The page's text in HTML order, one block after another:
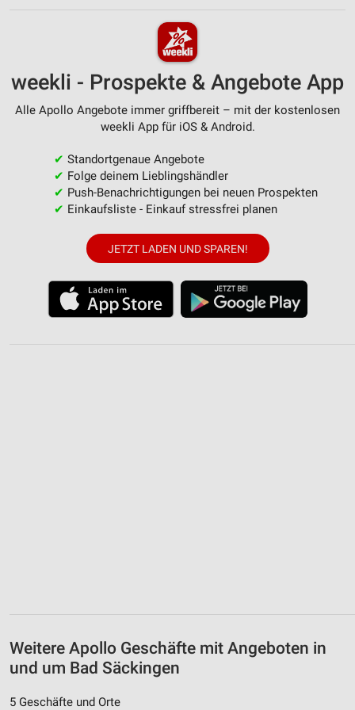
weekli - Prospekte & Angebote App
Alle Apollo Angebote immer griffbereit – mit der kostenlosen
weekli App für iOS & Android.
✔ Standortgenaue Angebote
✔ Folge deinem Lieblingshändler
✔ Push-Benachrichtigungen bei neuen Prospekten
✔ Einkaufsliste - Einkauf stressfrei planen
JETZT LADEN UND SPAREN!
Weitere Apollo Geschäfte mit Angeboten in
und um Bad Säckingen
5 Geschäfte und Orte